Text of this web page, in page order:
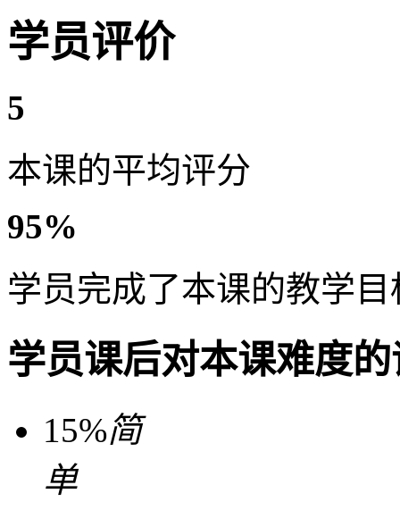
学员评价
5
本课的平均评分
95%
学员完成了本课的教学目
学员课后对本课难度
15%简
单